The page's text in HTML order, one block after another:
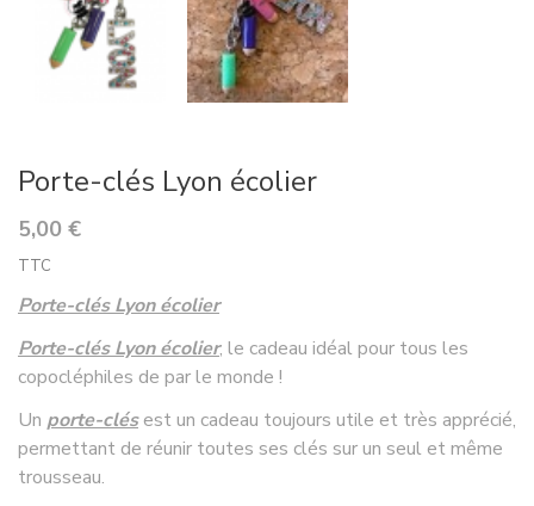
Porte-clés Lyon écolier
5,00 €
TTC
Porte-clés Lyon écolier
Porte-clés Lyon écolier, le cadeau idéal pour tous les
copocléphiles de par le monde !
Un porte-clés est un cadeau toujours utile et très apprécié,
permettant de réunir toutes ses clés sur un seul et même
trousseau.